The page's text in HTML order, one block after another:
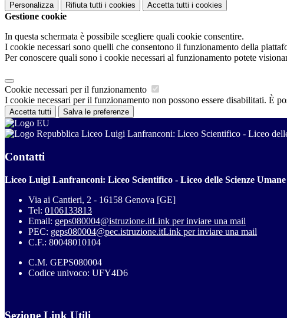
Personalizza Rifiuta tutti i cookies Accetta tutti i cookies
Gestione cookie
In questa schermata è possibile scegliere quali cookie consentire.
I cookie necessari sono quelli che consentono il funzionamento della
Per conoscere quali sono i cookie necessari al funzionamento potete
Cookie necessari per il funzionamento
I cookie necessari per il funzionamento non possono essere disabilitati. È
Accetta tutti Salva le preferenze
Liceo Luigi Lanfranconi: Liceo Scientifico - Liceo
Contatti
Liceo Luigi Lanfranconi: Liceo Scientifico - Liceo delle Scienze
Via ai Cantieri, 2 - 16158 Genova [GE]
Tel: 0106133813
Email: geps080004@istruzione.itLink per inviare una mail
PEC: geps080004@pec.istruzione.itLink per inviare una mail
C.F.: 80048010104
C.M. GEPS080004
Codice univoco: UFY4D6
Sezione Link Utili